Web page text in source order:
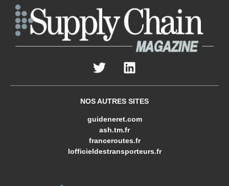
NOS AUTRES SITES
guideneret.com
ash.tm.fr
franceroutes.fr
lofficieldestransporteurs.fr